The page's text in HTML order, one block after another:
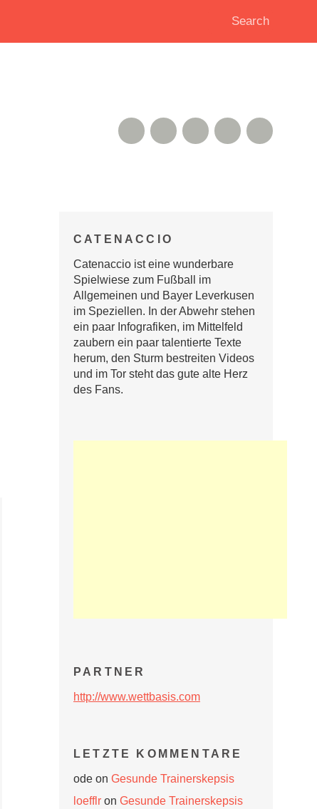
Google+
Instagram
Xing
RSS Feed
CATENACCIO
Catenaccio ist eine wunderbare
Spielwiese zum Fußball im
Allgemeinen und Bayer Leverkusen
im Speziellen. In der Abwehr stehen
ein paar Infografiken, im Mittelfeld
zaubern ein paar talentierte Texte
herum, den Sturm bestreiten Videos
und im Tor steht das gute alte Herz
des Fans.
PARTNER
http://www.wettbasis.com
LETZTE KOMMENTARE
ode on Gesunde Trainerskepsis
loefflr on Gesunde Trainerskepsis